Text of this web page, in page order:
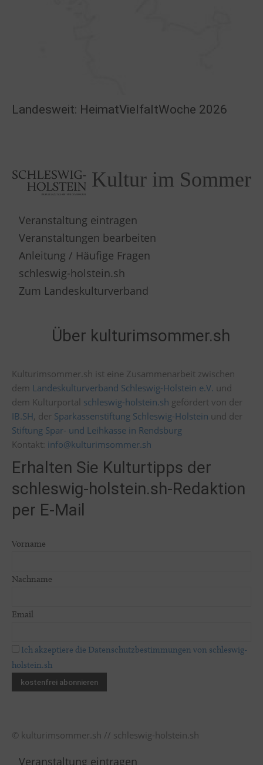
Landesweit: HeimatVielfaltWoche 2026
Kultur im Sommer
Veranstaltung eintragen
Veranstaltungen bearbeiten
Anleitung / Häufige Fragen
schleswig-holstein.sh
Zum Landeskulturverband
Über kulturimsommer.sh
Kulturimsommer.sh ist eine Zusammenarbeit zwischen
dem Landeskulturverband Schleswig-Holstein e.V. und
dem Kulturportal schleswig-holstein.sh gefördert von der
IB.SH, der Sparkassenstiftung Schleswig-Holstein und der
Stiftung Spar- und Leihkasse in Rendsburg
Kontakt: info@kulturimsommer.sh
Erhalten Sie Kulturtipps der
schleswig-holstein.sh-Redaktion
per E-Mail
Vorname
Nachname
Email
Ich akzeptiere die Datenschutzbestimmungen von schleswig-
holstein.sh
© kulturimsommer.sh // schleswig-holstein.sh
Veranstaltung eintragen